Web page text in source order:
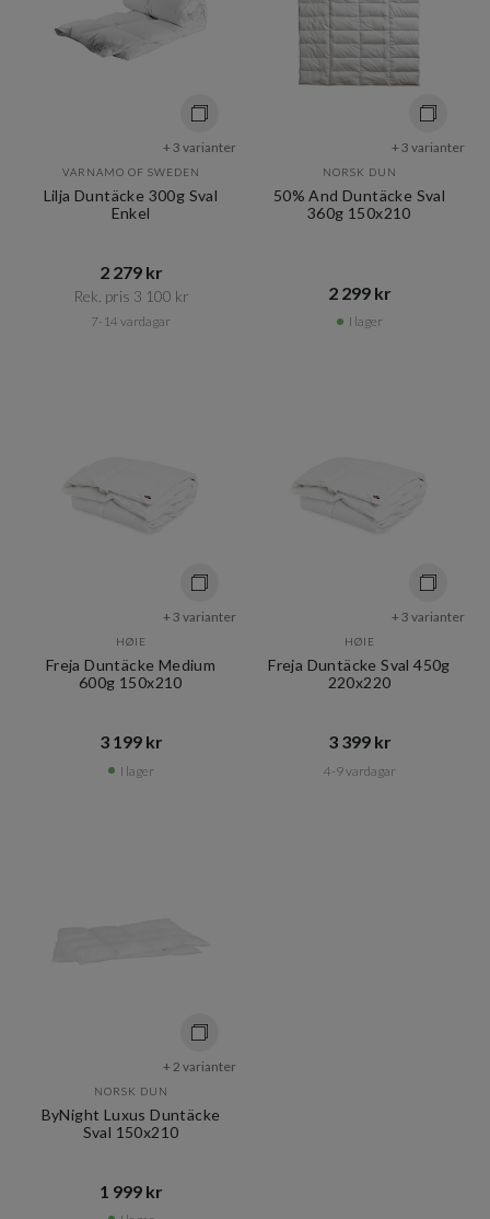
+ 3 varianter
VARNAMO OF SWEDEN
Lilja Duntäcke 300g Sval
Enkel
2 279 kr​​
Rek. pris 3 100 kr​​
7-14 vardagar
+ 3 varianter
NORSK DUN
50% And Duntäcke Sval
360g 150x210
2 299 kr​​
I lager
+ 3 varianter
HØIE
Freja Duntäcke Medium
600g 150x210
3 199 kr​​
I lager
+ 3 varianter
HØIE
Freja Duntäcke Sval 450g
220x220
3 399 kr​​
4-9 vardagar
+ 2 varianter
NORSK DUN
ByNight Luxus Duntäcke
Sval 150x210
1 999 kr​​